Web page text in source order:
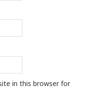
in this browser for